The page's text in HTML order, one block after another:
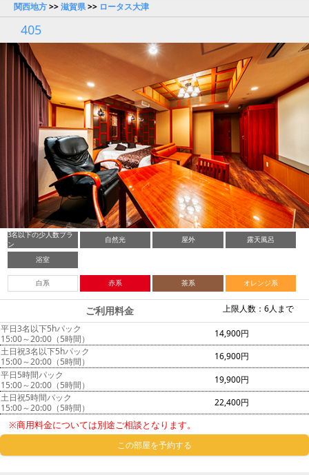
関西地方>>滋賀県>> ロータス大津
405
3名以下の少人数プラ
ン
自然光 屋外 露天風呂
浴室
白系 赤系 茶系 オレンジ系
上限人数：6人まで
ご利用料金
平日3名以下5hパック
15:00～20:00（5時間）
14,900円
土日祝3名以下5hパック
15:00～20:00（5時間）
16,900円
平日5時間パック
15:00～20:00（5時間）
19,900円
土日祝5時間パック
15:00～20:00（5時間）
22,400円
※商用料金については別途ご相談となります。
この部屋を予約する